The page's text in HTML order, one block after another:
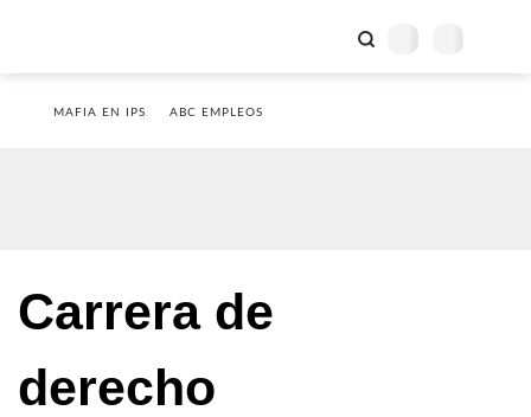
MAFIA EN IPS ABC EMPLEOS
Carrera de
derecho